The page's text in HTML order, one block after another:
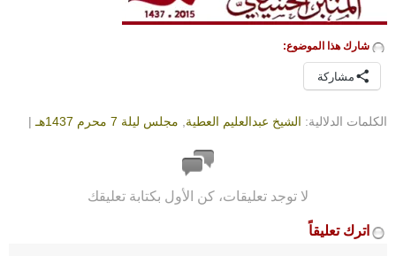
شارك هذا الموضوع:
مشاركة
الكلمات الدلالية: الشيخ عبدالعليم العطية مجلس ليلة 7 محرم 1437هـ |
لا توجد تعليقات، كن الأول بكتابة تعليقك
اترك تعليقاً